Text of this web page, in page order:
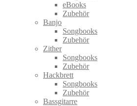
eBooks
Zubehör
Banjo
Songbooks
Zubehör
Zither
Songbooks
Zubehör
Hackbrett
Songbooks
Zubehör
Bassgitarre